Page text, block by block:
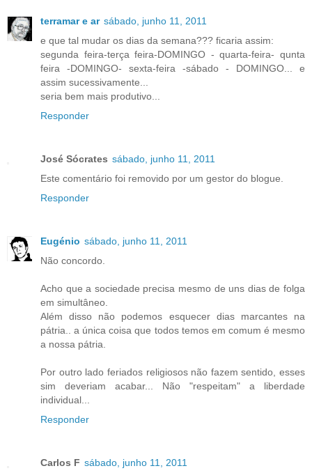
terramar e ar sábado, junho 11, 2011
e que tal mudar os dias da semana??? ficaria assim:
segunda feira-terça feira-DOMINGO - quarta-feira- qunta
feira -DOMINGO- sexta-feira -sábado - DOMINGO... e
assim sucessivamente...
seria bem mais produtivo...
Responder
José Sócrates sábado, junho 11, 2011
Este comentário foi removido por um gestor do blogue.
Responder
Eugénio sábado, junho 11, 2011
Não concordo.
Acho que a sociedade precisa mesmo de uns dias de folga
em simultâneo.
Além disso não podemos esquecer dias marcantes na
pátria.. a única coisa que todos temos em comum é mesmo
a nossa pátria.
Por outro lado feriados religiosos não fazem sentido, esses
sim deveriam acabar... Não "respeitam" a liberdade
individual...
Responder
Carlos F sábado, junho 11, 2011